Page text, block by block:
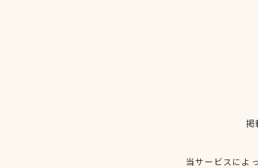
掲
当サービスによ